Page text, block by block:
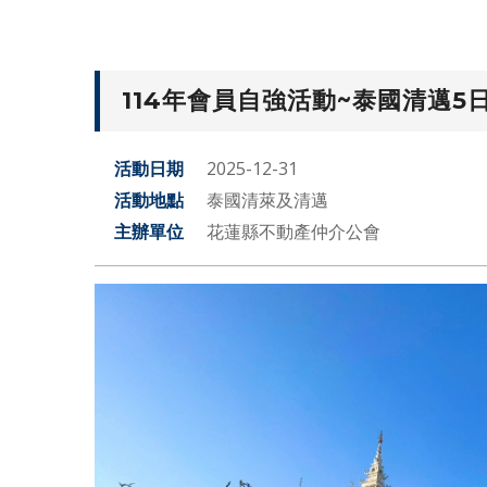
114年會員自強活動~泰國清邁5
活動日期
2025-12-31
活動地點
泰國清萊及清邁
主辦單位
花蓮縣不動產仲介公會